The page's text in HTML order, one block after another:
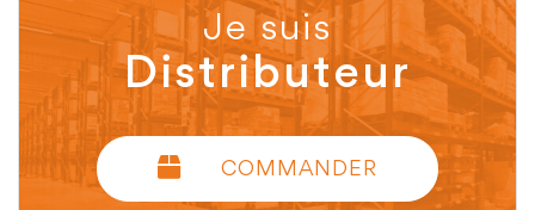
Je suis
Distributeur
COMMANDER